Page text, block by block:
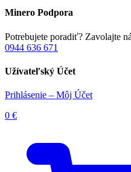
Minero Podpora
Potrebujete poradiť? Zavolajte
0944 636 671
Užívateľský Účet
Prihlásenie – Môj Účet
0 €